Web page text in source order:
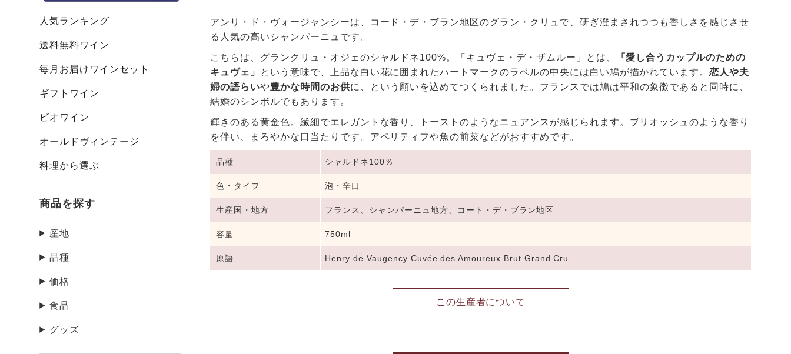
人気ランキング
送料無料ワイン
毎月お届けワインセット
ギフトワイン
ビオワイン
オールドヴィンテージ
料理から選ぶ
商品を探す
産地
品種
価格
食品
グッズ
アンリ・ド・ヴォージャンシーは、コード・デ・ブラン地区のグラン・クリュで、研ぎ澄まされつつも香しさを感じさせ
る人気の高いシャンパーニュです。
こちらは、グランクリュ・オジェのシャルドネ100%。「キュヴェ・デ・ザムルー」とは、
「愛し合うカップルのための
キュヴェ」
という意味で、上品な白い花に囲まれたハートマークのラベルの中央には白い鳩が描かれています。恋人や夫
婦の語らいや豊かな時間のお供に、という願いを込めてつくられました。フランスでは鳩は平和の象徴であると同時に、
結婚のシンボルでもあります。
輝きのある黄金色。繊細でエレガントな香り、トーストのようなニュアンスが感じられます。ブリオッシュのような香り
を伴い、まろやかな口当たりです。アペリティフや魚の前菜などがおすすめです。
品種 シャルドネ100％
色・タイプ 泡・辛口
生産国・地方 フランス、シャンパーニュ地方、コート・デ・ブラン地区
容量 750ml
原語 Henry de Vaugency Cuvée des Amoureux Brut Grand Cru
この生産者について